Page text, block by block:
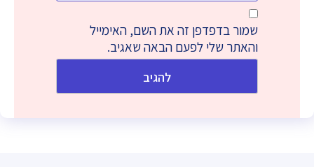
שמור בדפדפן זה את השם, האימייל
והאתר שלי לפעם הבאה שאגיב.